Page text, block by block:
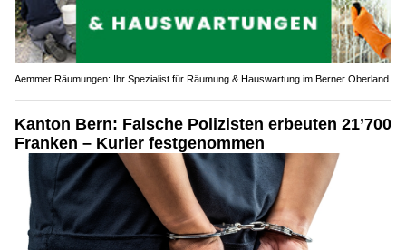
Aemmer Räumungen: Ihr Spezialist für Räumung & Hauswartung im Berner Oberland
Kanton Bern: Falsche Polizisten erbeuten 21’700
Franken – Kurier festgenommen